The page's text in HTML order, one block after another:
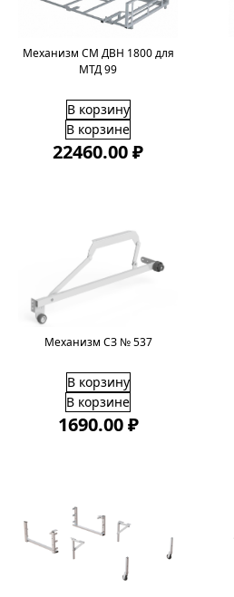
Механизм СМ ДВН 1800 для
МТД 99
В корзину
В корзине
22460.00 ₽
Механизм СЗ № 537
В корзину
В корзине
1690.00 ₽